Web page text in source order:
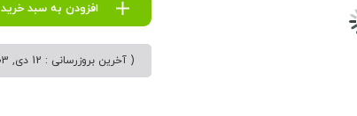
افزودن به سبد خرید
( آخرین بروزرسانی : 12 دی, 1403 )